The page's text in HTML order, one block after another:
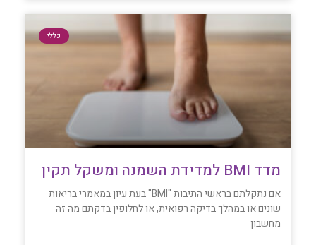
כללי
מדד BMI למדידת השמנה ומשקל תקין
אם נתקלתם בראשי התיבות "BMI" בעת עיון במאמרי בריאות
שונים או במהלך בדיקה רפואית, או לחלופין בדקתם מה זה
מחשבון